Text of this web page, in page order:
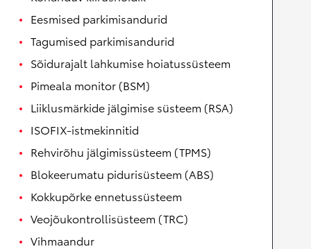
Eesmised parkimisandurid
Tagumised parkimisandurid
Sõidurajalt lahkumise hoiatussüsteem
Pimeala monitor (BSM)
Liiklusmärkide jälgimise süsteem (RSA)
ISOFIX-istmekinnitid
Rehvirõhu jälgimissüsteem (TPMS)
Blokeerumatu pidurisüsteem (ABS)
Kokkupõrke ennetussüsteem
Veojõukontrollisüsteem (TRC)
Vihmaandur